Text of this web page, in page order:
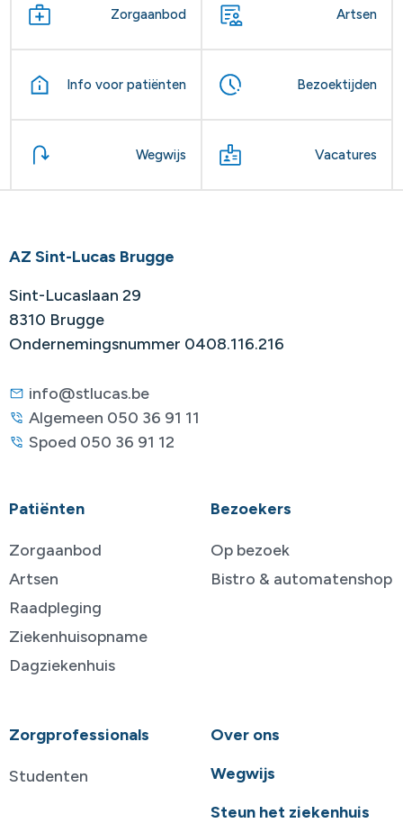
Zorgaanbod Artsen
Info voor patiënten Bezoektijden
Wegwijs Vacatures
AZ Sint-Lucas Brugge
Sint-Lucaslaan 29
8310 Brugge
Ondernemingsnummer 0408.116.216
info@stlucas.be
Algemeen 050 36 91 11
Spoed 050 36 91 12
Patiënten
Zorgaanbod
Artsen
Raadpleging
Ziekenhuisopname
Dagziekenhuis
Bezoekers
Op bezoek
Bistro & automatenshop
Zorgprofessionals
Studenten
Over ons
Wegwijs
Steun het ziekenhuis